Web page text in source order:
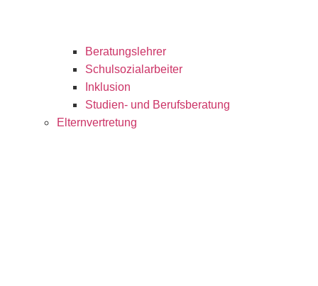
Beratungslehrer
Schulsozialarbeiter
Inklusion
Studien- und Berufsberatung
Elternvertretung